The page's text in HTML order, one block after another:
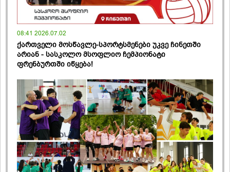
08:41 2026.07.02
ქართველი მოსწავლე-სპორტსმენები უკვე ჩინეთში
არიან - სასკოლო მსოფლიო ჩემპიონატი
ფრენბურთში იწყება!